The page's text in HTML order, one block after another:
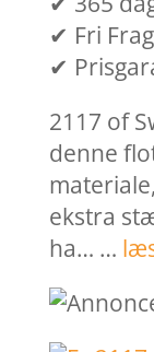
✔ Fri
✔
2117 of
denne
ekstra
ha… …